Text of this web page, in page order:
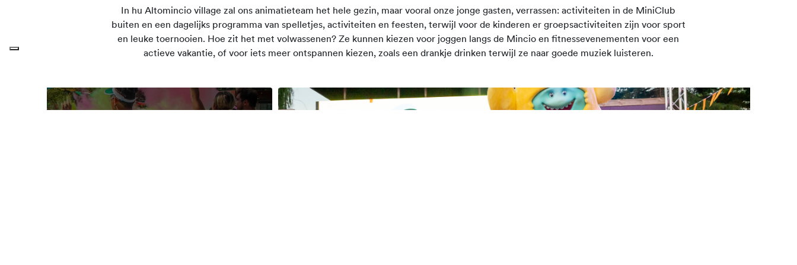
In hu Altomincio village zal ons animatieteam het hele gezin, maar vooral onze jonge gasten, verrassen: activiteiten in de MiniClub
buiten en een dagelijks programma van spelletjes, activiteiten en feesten, terwijl voor de kinderen er groepsactiviteiten zijn voor sport
en leuke toernooien. Hoe zit het met volwassenen? Ze kunnen kiezen voor joggen langs de Mincio en fitnessevenementen voor een
actieve vakantie, of voor iets meer ontspannen kiezen, zoals een drankje drinken terwijl ze naar goede muziek luisteren.